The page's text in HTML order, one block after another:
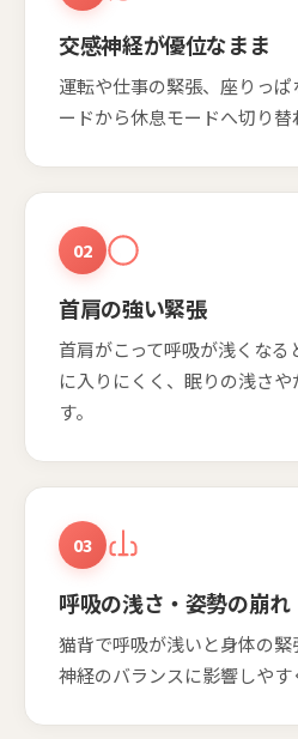
交感神経が優位なまま
運転や仕事の緊張、座りっ
ードから休息モードへ切り替
02
首肩の強い緊張
首肩がこって呼吸が浅くなる
に入りにくく、眠りの浅さ
す。
03
呼吸の浅さ・姿勢の崩れ
猫背で呼吸が浅いと身体の
神経のバランスに影響しやす